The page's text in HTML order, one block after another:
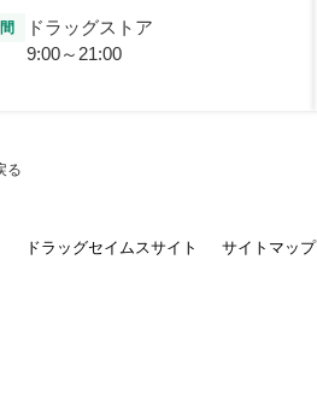
ドラッグストア
9:00～21:00
る
ドラッグセイムスサイト サイトマップ